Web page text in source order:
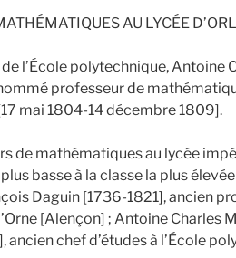
AU LYCÉE
l’École polytechnique, Antoine
professeur de
mai 1804-14 décembre 1809].
de mathématiques au lycée
basse à la classe la plus
Daguin [1736-1821], ancien
[Alençon] ; Antoine Charles
ancien chef d’études à l’École